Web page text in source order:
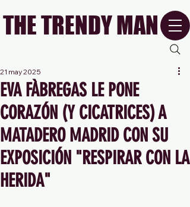
THE TRENDY MAN
EVA FÀBREGAS LE PONE
CORAZÓN (Y CICATRICES) A
MATADERO MADRID CON SU
EXPOSICIÓN "RESPIRAR CON LA
HERIDA"
21 may 2025